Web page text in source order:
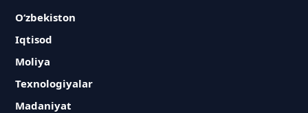
O‘zbekiston
Iqtisod
Moliya
Texnologiyalar
Madaniyat